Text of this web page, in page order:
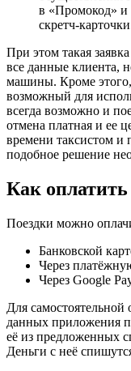
в «Промокод» и
скретч-
При этом такая
все данные клиента,
машины. Кроме этого,
возможный для
всегда возможно и
отмена платная и ее
времени таксистом и
подобное решение
Как
Поездки можно
Банковской
Через
Через Google
Для самостоятельной
данных приложения
её из предложенных
Деньги с неё